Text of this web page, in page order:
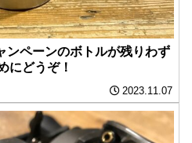
ペーンのボトルが残りわず
にどうぞ！
2023.11.07